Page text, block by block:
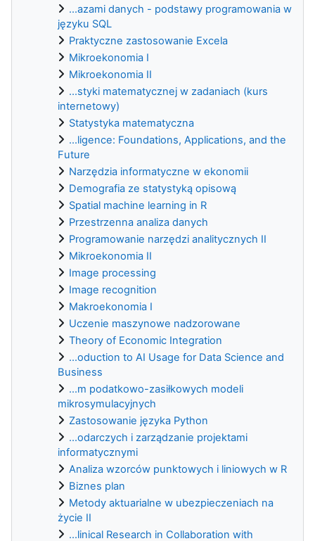
...azami danych - podstawy programowania w
języku SQL
Praktyczne zastosowanie Excela
Mikroekonomia I
Mikroekonomia II
...styki matematycznej w zadaniach (kurs
internetowy)
Statystyka matematyczna
...ligence: Foundations, Applications, and the
Future
Narzędzia informatyczne w ekonomii
Demografia ze statystyką opisową
Spatial machine learning in R
Przestrzenna analiza danych
Programowanie narzędzi analitycznych II
Mikroekonomia II
Image processing
Image recognition
Makroekonomia I
Uczenie maszynowe nadzorowane
Theory of Economic Integration
...oduction to AI Usage for Data Science and
Business
...m podatkowo-zasiłkowych modeli
mikrosymulacyjnych
Zastosowanie języka Python
...odarczych i zarządzanie projektami
informatycznymi
Analiza wzorców punktowych i liniowych w R
Biznes plan
Metody aktuarialne w ubezpieczeniach na
życie II
...linical Research in Collaboration with